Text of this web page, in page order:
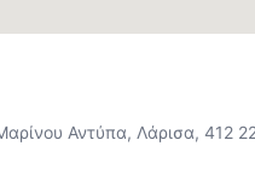
Αντύπα, Λάρισα, 412